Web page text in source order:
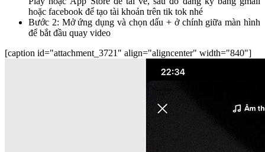
hoặc facebook để tạo tài khoản trên tik tok nhé
Bước 2: Mở ứng dụng và chọn dấu + ở chính giữa màn hình
để bắt đầu quay video
[caption id="attachment_3721" align="aligncenter" width="840"]